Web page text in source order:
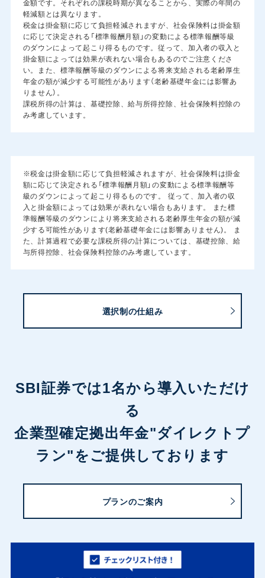
軽減額とは異なります。
税金は掛金額に応じて負担軽減されますが、社会保険料は掛金額
に応じて決定される「標準報酬月額」の変動による標準報酬等級
のダウンによって起こり得るものです。従って、加入者の収入と
掛金額によっては効果が表れない場合もあるのでご注意くださ
い。また、標準報酬等級のダウンによる将来支給される老齢厚生
年金の額が減少する可能性があります（老齢基礎年金には影響あ
りません）。
課税所得の計算は、基礎控除、給与所得控除、社会保険料控除の
み考慮しています。
※税金は掛金額に応じて負担軽減されますが、社会保険料は掛金
額に応じて決定される「標準報酬月額」の変動による標準報酬等
級のダウンによって起こり得るものです。 従って、加入者の収
入と掛金額によっては効果が表れない場合もあります。 また標
準報酬等級のダウンにより将来支給される老齢厚生年金の額が減
少する可能性があります(老齢基礎年金には影響ありません)。 ま
た、計算過程で必要な課税所得の計算については、基礎控除、給
与所得控除、社会保険料控除のみ考慮しています。
選択制の仕組み
SBI証券では1名から導入いただけ
る
企業型確定拠出年金"ダイレクトプ
ラン"をご提供しております
プランのご案内